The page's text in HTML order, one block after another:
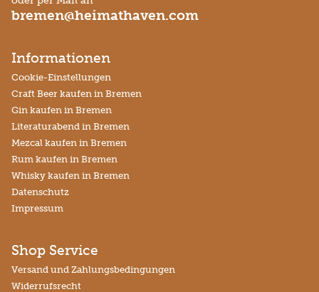
bremen@heimathaven.com
Informationen
Cookie-Einstellungen
Craft Beer kaufen in Bremen
Gin kaufen in Bremen
Literaturabend in Bremen
Mezcal kaufen in Bremen
Rum kaufen in Bremen
Whisky kaufen in Bremen
Datenschutz
Impressum
Shop Service
Versand und Zahlungsbedingungen
Widerrufsrecht